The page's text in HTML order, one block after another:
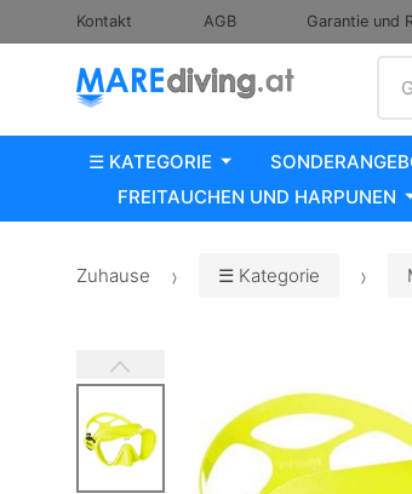
Kontakt AGB Garantie und
☰ KATEGORIE
FREITAUCHEN UND HARPUNEN
Zuhause ☰ Kategorie